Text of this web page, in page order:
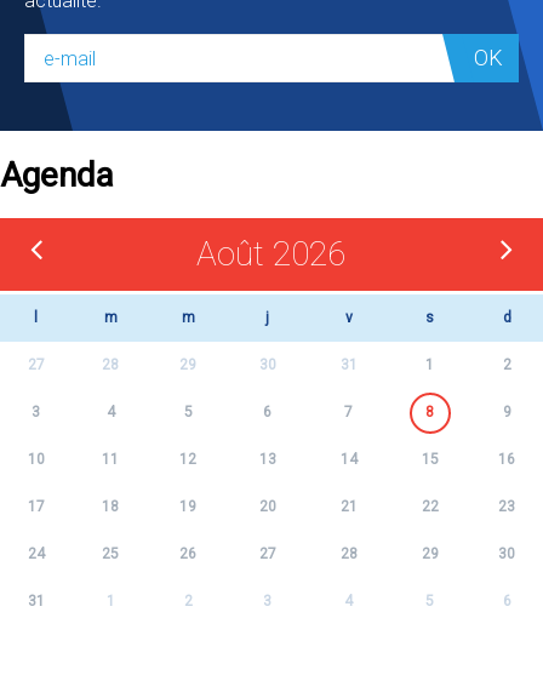
OK
Agenda
Août 2026
m m j v s d
27 28 29 30 31 1 2
3 4 5 6 7 8 9
10 11 12 13 14 15 16
17 18 19 20 21 22 23
24 25 26 27 28 29 30
31 1 2 3 4 5 6